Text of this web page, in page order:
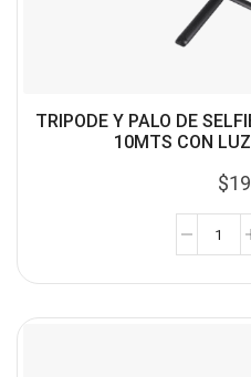
TRIPODE Y PALO DE
10MTS CON
$